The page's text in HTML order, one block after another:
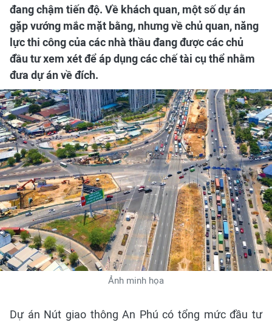
đang chậm tiến độ. Về khách quan, một số dự án
gặp vướng mắc mặt bằng, nhưng về chủ quan, năng
lực thi công của các nhà thầu đang được các chủ
đầu tư xem xét để áp dụng các chế tài cụ thể nhằm
đưa dự án về đích.
Ảnh minh họa
Dự án Nút giao thông An Phú có tổng mức đầu tư